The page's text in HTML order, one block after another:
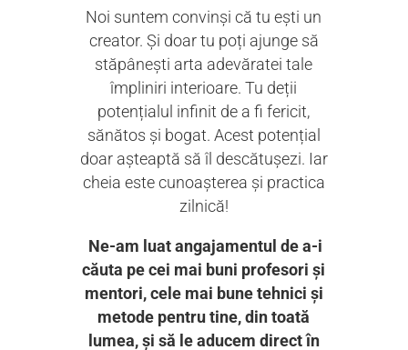
Noi suntem convinși că tu ești un
creator. Și doar tu poți ajunge să
stăpânești arta adevăratei tale
împliniri interioare. Tu deții
potențialul infinit de a fi fericit,
sănătos și bogat. Acest potențial
doar așteaptă să îl descătușezi. Iar
cheia este cunoașterea și practica
zilnică!
Ne-am luat angajamentul de a-i
căuta pe cei mai buni profesori și
mentori, cele mai bune tehnici și
metode pentru tine, din toată
lumea, și să le aducem direct în